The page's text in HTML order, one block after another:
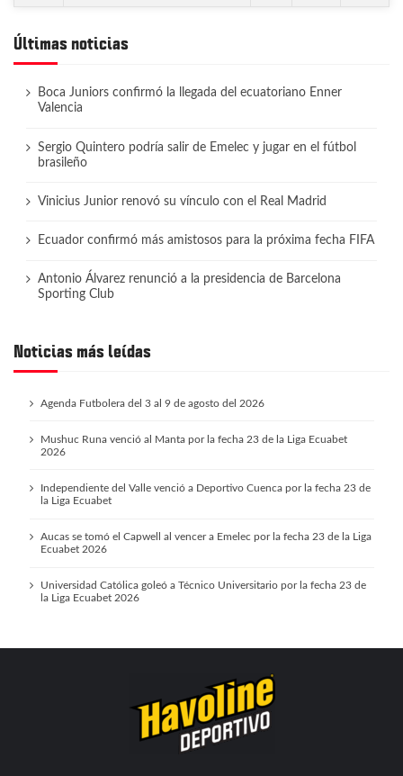
Últimas noticias
Boca Juniors confirmó la llegada del ecuatoriano Enner
Valencia
Sergio Quintero podría salir de Emelec y jugar en el fútbol
brasileño
Vinicius Junior renovó su vínculo con el Real Madrid
Ecuador confirmó más amistosos para la próxima fecha FIFA
Antonio Álvarez renunció a la presidencia de Barcelona
Sporting Club
Noticias más leídas
Agenda Futbolera del 3 al 9 de agosto del 2026
Mushuc Runa venció al Manta por la fecha 23 de la Liga Ecuabet
2026
Independiente del Valle venció a Deportivo Cuenca por la fecha 23 de
la Liga Ecuabet
Aucas se tomó el Capwell al vencer a Emelec por la fecha 23 de la Liga
Ecuabet 2026
Universidad Católica goleó a Técnico Universitario por la fecha 23 de
la Liga Ecuabet 2026